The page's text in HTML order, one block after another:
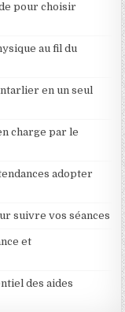
pour choisir
au fil du
en un seul
charge par le
adopter
suivre vos séances
et
des aides